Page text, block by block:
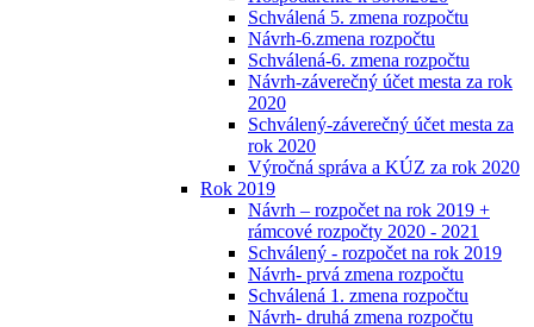
Schválená 5. zmena rozpočtu
Návrh-6.zmena rozpočtu
Schválená-6. zmena rozpočtu
Návrh-záverečný účet mesta za rok
2020
Schválený-záverečný účet mesta za
rok 2020
Výročná správa a KÚZ za rok 2020
Rok 2019
Návrh – rozpočet na rok 2019 +
rámcové rozpočty 2020 - 2021
Schválený - rozpočet na rok 2019
Návrh- prvá zmena rozpočtu
Schválená 1. zmena rozpočtu
Návrh- druhá zmena rozpočtu